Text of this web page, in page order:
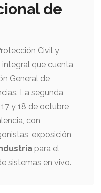
de
Civil y
integral que cuenta
General de
La segunda
y 18 de octubre
con
exposición
para el
sistemas en vivo.